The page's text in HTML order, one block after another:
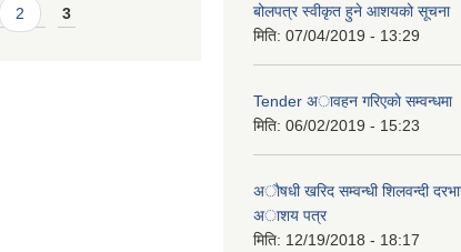
2 3
बोलपत्र स्वीकृत हुने आशयको सूचना
मिति: 07/04/2019 - 13:29
Tender अावहन गरिएकाे सम्वन्धमा
मिति: 06/02/2019 - 15:23
अाैषधी खरिद सम्वन्धी शिलवन्दी
अाशय पत्र
मिति: 12/19/2018 - 18:17